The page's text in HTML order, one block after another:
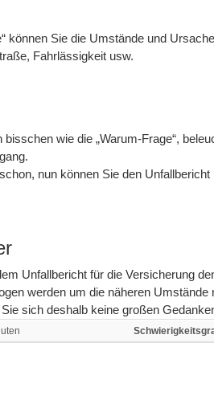
können Sie die Umstände und
Fahrlässigkeit usw.
bisschen wie die „Warum-Frage“,
nun können Sie den
Unfallbericht für die Versicherung
werden um die näheren Umstände
sich deshalb keine großen